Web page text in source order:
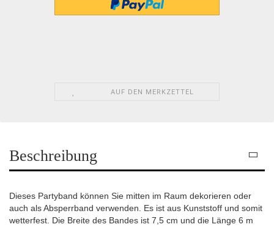
AUF DEN MERKZETTEL
Beschreibung
Dieses Partyband können Sie mitten im Raum dekorieren oder
auch als Absperrband verwenden. Es ist aus Kunststoff und somit
wetterfest. Die Breite des Bandes ist 7,5 cm und die Länge 6 m